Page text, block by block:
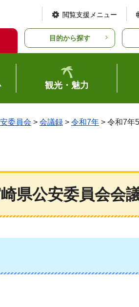
閲覧支援メニュー
目的から探す
観光・魅力
委員会 > 会議録 > 令和7年 > 令和7年
県公安委員会会